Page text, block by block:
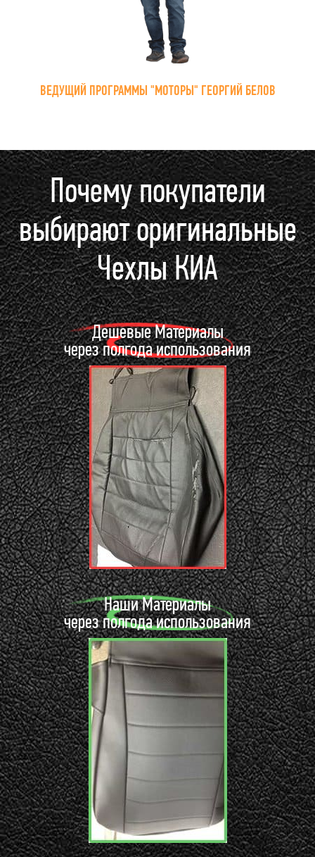
ВЕДУЩИЙ ПРОГРАММЫ "МОТОРЫ" ГЕОРГИЙ БЕЛОВ
Почему покупатели
выбирают оригинальные
Чехлы КИА
Дешевые Материалы
через полгода использования
Наши Материалы
через полгода использования